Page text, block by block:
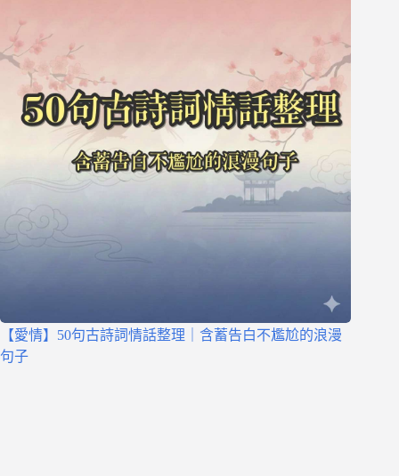
【愛情】50句古詩詞情話整理｜含蓄告白不尷尬的浪漫
句子